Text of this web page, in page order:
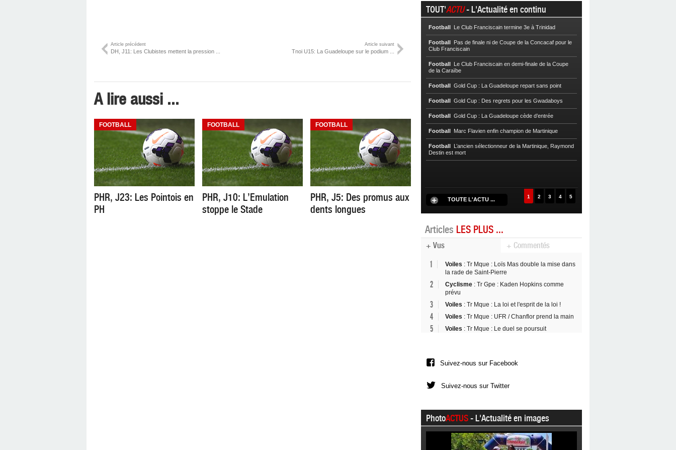
Article précédent
DH, J11: Les Clubistes mettent la pression ...
Article suivant
Tnoi U15: La Guadeloupe sur le podium ...
A lire aussi ...
FOOTBALL
PHR, J23: Les Pointois en
PH
FOOTBALL
PHR, J10: L’Emulation
stoppe le Stade
FOOTBALL
PHR, J5: Des promus aux
dents longues
TOUT'ACTU- L'Actualité en continu
Football Le Club Franciscain termine 3e à Trinidad
Football
Pas de finale ni de Coupe de la Concacaf pour le
Club Franciscain
Football
Le Club Franciscain en demi-finale de la Coupe
de la Caraïbe
Football Gold Cup : La Guadeloupe repart sans point
Football Gold Cup : Des regrets pour les Gwadaboys
Football Gold Cup : La Guadeloupe cède d’entrée
Football Marc Flavien enfin champion de Martinique
Football
L’ancien sélectionneur de la Martinique, Raymond
Destin est mort
TOUTE L'ACTU ... 1 2 3 4 5
Articles LES PLUS ...
+ Vus + Commentés
1 Voiles : Tr Mque : Loïs Mas double la mise dans
la rade de Saint-Pierre
2 Cyclisme : Tr Gpe : Kaden Hopkins comme
prévu
3 Voiles : Tr Mque : La loi et l'esprit de la loi !
4 Voiles : Tr Mque : UFR / Chanflor prend la main
5 Voiles : Tr Mque : Le duel se poursuit
Suivez-nous sur Facebook
Suivez-nous sur Twitter
PhotoACTUS- L'Actualité en images